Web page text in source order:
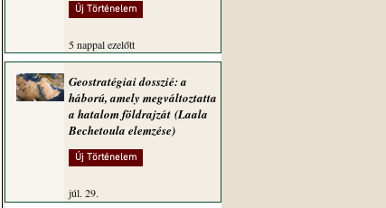
Új Történelem
5 nappal ezelőtt
Geostratégiai dosszié: a
háború, amely megváltoztatta
a hatalom földrajzát (Laala
Bechetoula elemzése)
Új Történelem
júl. 29.